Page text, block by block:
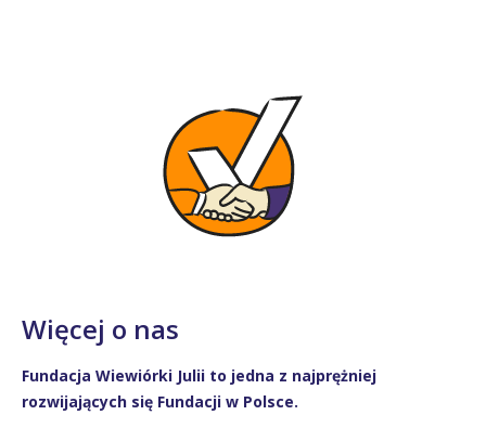
Więcej o nas
Fundacja Wiewiórki Julii to jedna z najprężniej
rozwijających się Fundacji w Polsce.